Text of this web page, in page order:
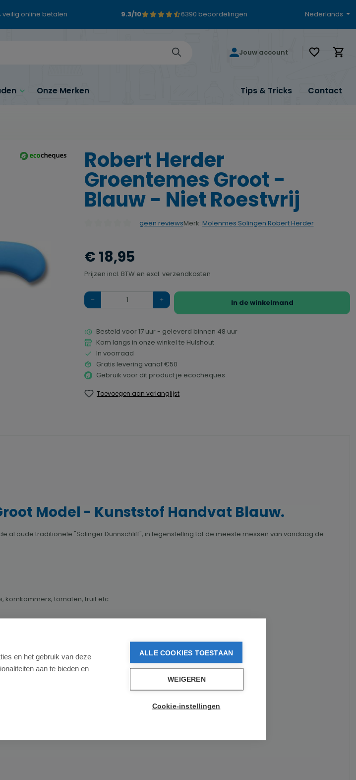
veilig online betalen 9.3/10 6390 beoordelingen Nederlands
Jouw account Je hebt 0
Onze Merken Tips & Tricks Contact
Robert Herder
Groentemes Groot -
Blauw - Niet Roestvrij
geen reviewsMerk: Molenmes Solingen Robert Herder
€ 18,95
Prijzen incl. BTW en excl. verzendkosten
Hoeveelheid
In de winkelmand
Besteld voor 17 uur - geleverd binnen 48 uur
Kom langs in onze winkel te Hulshout
In voorraad
Gratis levering vanaf €50
Gebruik voor dit product je ecocheques
Toevoegen aan verlanglijst
Model - Kunststof Handvat Blauw.
oude traditionele "Solinger Dünnschliff", in tegenstelling tot de meeste messen van vandaag de
komkommers, tomaten, fruit etc.
en het gebruik van deze
aan te bieden en
ALLE COOKIES TOESTAAN
WEIGEREN
Cookie-instellingen